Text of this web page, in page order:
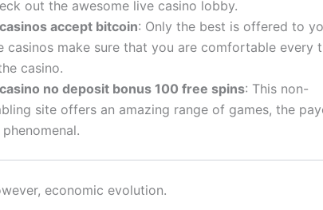
out the awesome live casino lobby.
accept bitcoin: Only the best is offered to
casinos make sure that you are comfortable every
casino.
no deposit bonus 100 free spins: This non-
site offers an amazing range of games, the
economic evolution.